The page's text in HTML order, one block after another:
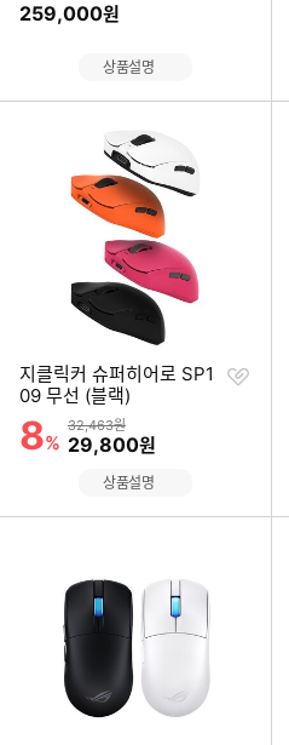
259,000원
상품설명
지클릭커 슈퍼히어로 SP1
09 무선 (블랙)
할인률
8%
상품금액
32,463원
할인금액
29,800원
찜
상품설명